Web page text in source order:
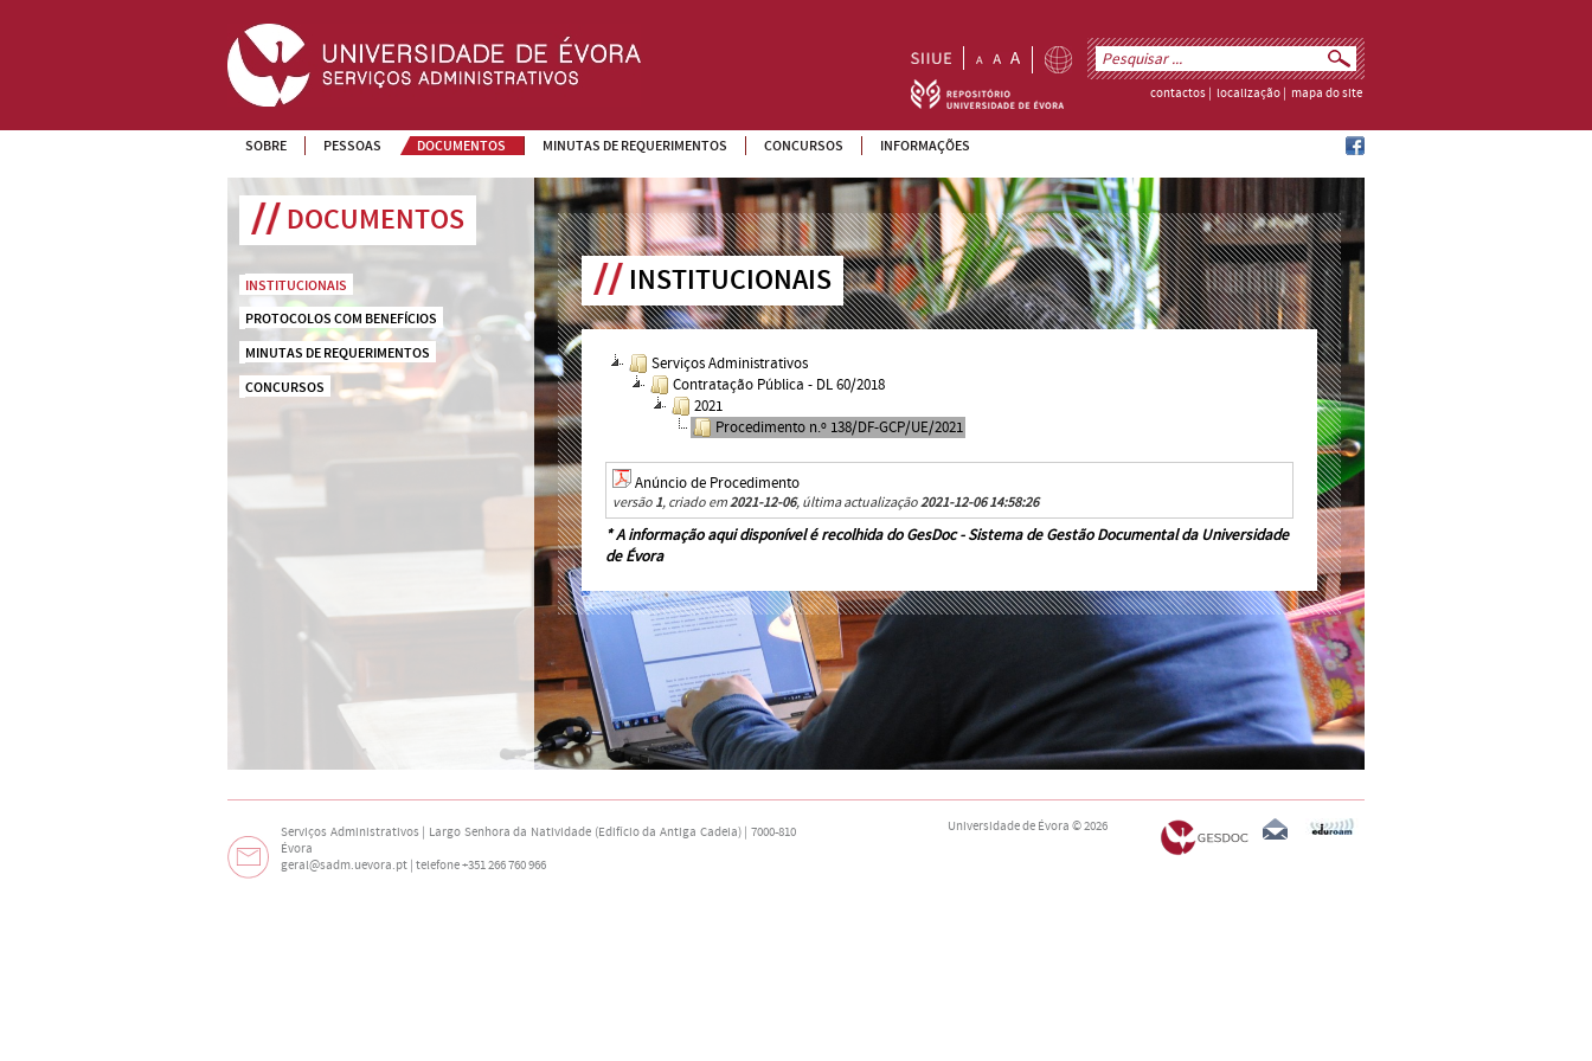
contactos localização mapa do site
SOBRE PESSOAS DOCUMENTOS MINUTAS DE REQUERIMENTOS CONCURSOS INFORMAÇÕES
DOCUMENTOS
INSTITUCIONAIS
PROTOCOLOS COM BENEFÍCIOS
MINUTAS DE REQUERIMENTOS
CONCURSOS
INSTITUCIONAIS
Serviços Administrativos
Contratação Pública - DL 60/2018
2021
Procedimento n.º 138/DF-GCP/UE/2021
Anúncio de Procedimento
versão 1, criado em2021-12-06, última actualização2021-12-06 14:58:26
* A informação aqui disponível é recolhida doGesDoc - Sistema de Gestão Documental da Universidade
de Évora
Serviços Administrativos | Largo Senhora da Natividade (Edifício da Antiga Cadeia) | 7000-810
Évora
geral@sadm.uevora.pt | telefone +351 266 760 966
Universidade de Évora © 2026